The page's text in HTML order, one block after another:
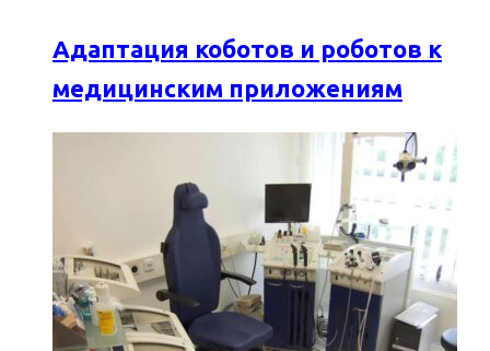
Адаптация коботов и роботов к
медицинским приложениям